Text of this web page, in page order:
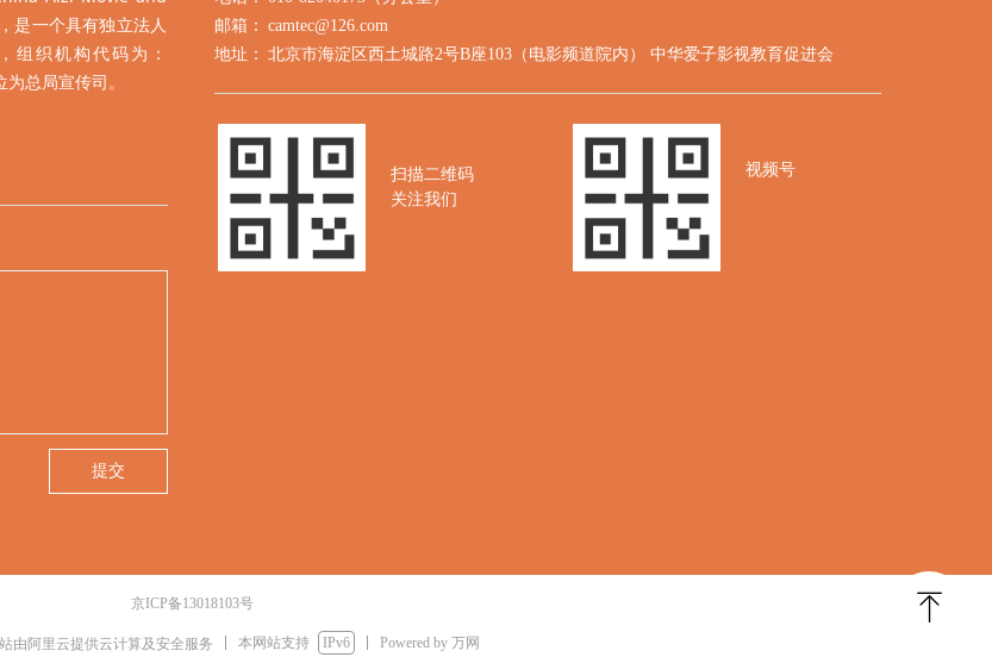
是一个具有独立法人
组织机构代码为：
总局宣传司。
提交
邮箱： camtec@126.com
地址： 北京市海淀区西土城路2号B座103（电影频道院内） 中华爱子影视教育促进会
扫描二维码
关注我们
视频号
京ICP备13018103号
由阿里云提供云计算及安全服务 本网站支持 IPv6 Powered by 万网
ꁸ